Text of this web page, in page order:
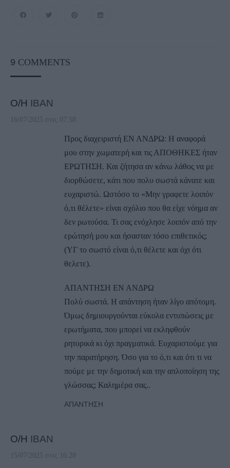
9 COMMENTS
Ο/Η IBAN
16/07/2025 στις 07:58
Προς διαχειριστή ΕΝ ΑΝΔΡΩ: H αναφορά
μου στην χωματερή και τις ΑΠΟΘΗΚΕΣ ήταν
ΕΡΩΤΗΣΗ. Και ζήτησα αν κάνω λάθος να με
διορθώσετε, κάτι που πολυ σωστά κάνατε και
ευχαριστώ. Ωστόσο το «Μην γραφετε λοιπόν
ό,τι θέλετε» είναι σχόλιο που θα είχε νόημα αν
δεν ρωτούσα. Τι σας ενόχλησε λοιπόν από την
ερώτησή μου και ήσασταν τόσο επιθετικός;
(ΥΓ το σωστό είναι ό,τι θέλετε και όχι ότι
θελετε).
ΑΠΑΝΤΗΣΗ ΕΝ ΑΝΔΡΩ
Πολύ σωστά. Η απάντηση ήταν λίγο απότομη.
Όμως δημιουργούνται εύκολα εντυπώσεις με
ερωτήματα, που μπορεί να εκληφθούν
ρητορικά κι όχι πραγματικά. Ευχαριστούμε για
την παρατήρηση. Όσο για το ό,τι και ότι τι να
πούμε με την δημοτική και την απλοποίηση της
γλώσσας; Καλημέρα σας..
ΑΠΆΝΤΗΣΗ
Ο/Η ΙΒΑΝ
15/07/2025 στις 16:28